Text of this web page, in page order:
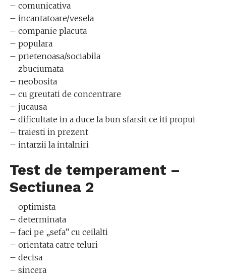
– comunicativa
– incantatoare/vesela
– companie placuta
– populara
– prietenoasa/sociabila
– zbuciumata
– neobosita
– cu greutati de concentrare
– jucausa
– dificultate in a duce la bun sfarsit ce iti propui
– traiesti in prezent
– intarzii la intalniri
Test de temperament –
Sectiunea 2
– optimista
– determinata
– faci pe „sefa” cu ceilalti
– orientata catre teluri
– decisa
– sincera